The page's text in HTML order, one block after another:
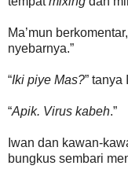
Ma’mun
nyebarnya.”
“Iki piye Mas?” tanya
“Apik. Virus kabeh.”
Iwan dan kawan-
bungkus sembari